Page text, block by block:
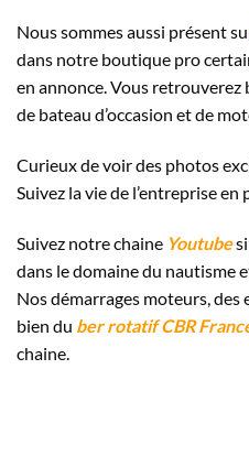
Nous sommes aussi présent
dans notre boutique pro
en annonce. Vous
de bateau d’occasion et de
Curieux de voir des photos
Suivez la vie de l’entreprise en
Suivez notre chaine Youtubesi
dans le domaine du nautisme
Nos démarrages moteurs, des
bien du ber rotatif CBR
chaine.